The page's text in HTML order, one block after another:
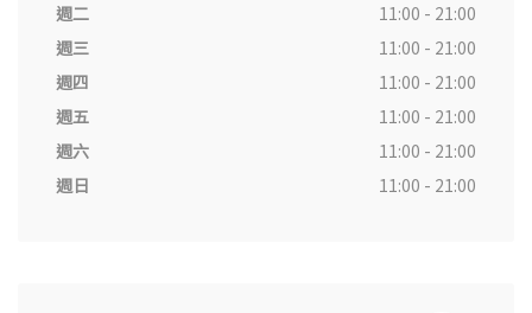
週二
11:00 - 21:00
週三
11:00 - 21:00
週四
11:00 - 21:00
週五
11:00 - 21:00
週六
11:00 - 21:00
週日
11:00 - 21:00